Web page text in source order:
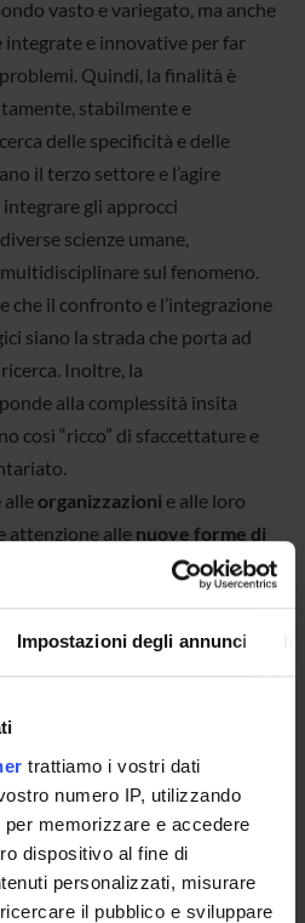
Impostazioni degli annunci
trattiamo i vostri dati
numero IP, utilizzando
memorizzare e accedere
dispositivo al fine di
personalizzati, misurare
il pubblico e sviluppare
vasto e variegato, ma anche
e innovative per far
Quindi, la finalità è
stabilmente e
delle specificità e delle
il terzo settore e l’agire
gli approcci
scienze umane,
sul fenomeno.
che il confronto e l’integrazione
siano la strada che porta ad
Inoltre, la
alla complessità insita
così “ricco” di sfaccettature e
alleorganizzazioni e alle loro
attenzione alle nuove forme di
rispondere alle esigenze di una
ecc.). Tra gli obiettivi di
o affiancandoli a forme
e contesti, l’obiettivo è
ricerca-intervento che offrano